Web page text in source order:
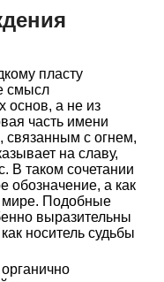
пласту
смысл
основ, а не из
часть имени
связанным с огнем,
на славу,
В таком сочетании
обозначение, а как
мире. Подобные
выразительны
носитель судьбы